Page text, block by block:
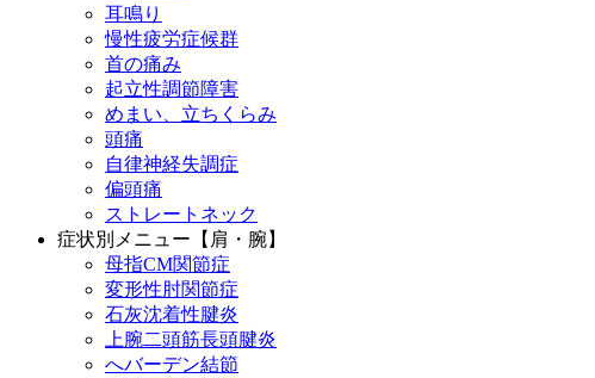
耳鳴り
慢性疲労症候群
首の痛み
起立性調節障害
めまい、立ちくらみ
頭痛
自律神経失調症
偏頭痛
ストレートネック
症状別メニュー【肩・腕】
母指CM関節症
変形性肘関節症
石灰沈着性腱炎
上腕二頭筋長頭腱炎
へバーデン結節